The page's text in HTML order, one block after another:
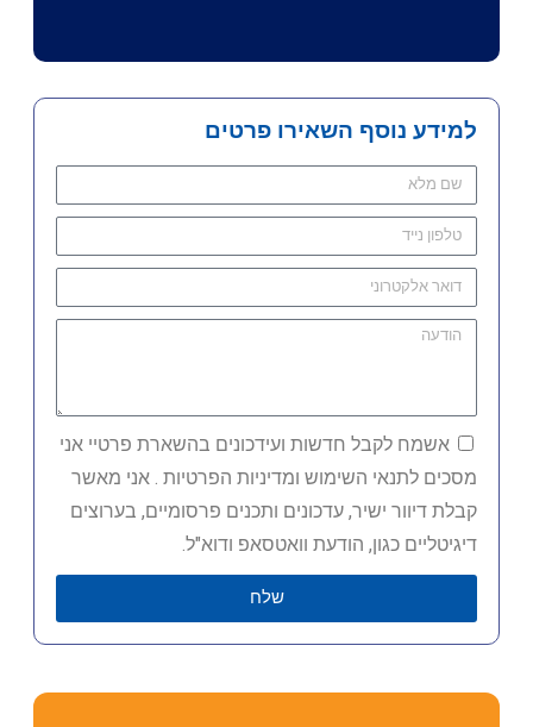
למידע נוסף השאירו פרטים
אשמח לקבל חדשות ועידכונים בהשארת פרטיי אני
מסכים לתנאי השימוש ומדיניות הפרטיות . אני מאשר
קבלת דיוור ישיר, עדכונים ותכנים פרסומיים, בערוצים
דיגיטליים כגון, הודעת וואטסאפ ודוא"ל.
שלח